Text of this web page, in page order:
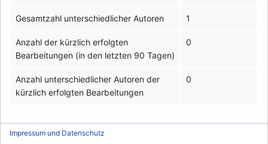
Gesamtzahl unterschiedlicher Autoren 1
Anzahl der kürzlich erfolgten
Bearbeitungen (in den letzten 90 Tagen)
0
Anzahl unterschiedlicher Autoren der
kürzlich erfolgten Bearbeitungen
0
Impressum und Datenschutz